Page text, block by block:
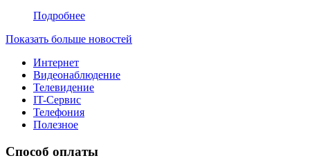
Подробнее
Показать больше новостей
Интернет
Видеонаблюдение
Телевидение
IT-Сервис
Телефония
Полезное
Способ оплаты